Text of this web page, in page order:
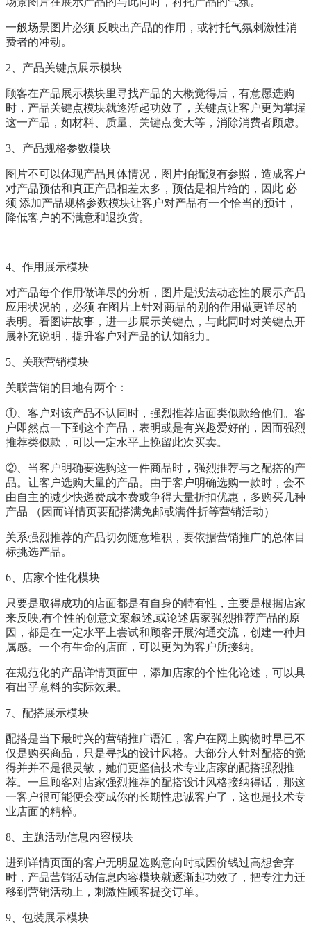
一般场景图片必须 反映出产品的作用，或衬托气氛刺激性消
费者的冲动。
2、产品关键点展示模块
顾客在产品展示模块里寻找产品的大概觉得后，有意愿选购
时，产品关键点模块就逐渐起功效了，关键点让客户更为掌握
这一产品，如材料、质量、关键点变大等，消除消费者顾虑。
3、产品规格参数模块
图片不可以体现产品具体情况，图片拍攝沒有参照，造成客户
对产品预估和真正产品相差太多，预估是相片给的，因此 必
须 添加产品规格参数模块让客户对产品有一个恰当的预计，
降低客户的不满意和退换货。
4、作用展示模块
对产品每个作用做详尽的分析，图片是没法动态性的展示产品
应用状况的，必须 在图片上针对商品的别的作用做更详尽的
表明。看图讲故事，进一步展示关键点，与此同时对关键点开
展补充说明，提升客户对产品的认知能力。
5、关联营销模块
关联营销的目地有两个：
①、客户对该产品不认同时，强烈推荐店面类似款给他们。客
户即然点一下到这个产品，表明或是有兴趣爱好的，因而强烈
推荐类似款，可以一定水平上挽留此次买卖。
②、当客户明确要选购这一件商品时，强烈推荐与之配搭的产
品。让客户选购大量的产品。由于客户明确选购一款时，会不
由自主的减少快递费成本费或争得大量折扣优惠，多购买几种
产品 （因而详情页要配搭满免邮或满件折等营销活动）
关系强烈推荐的产品切勿随意堆积，要依据营销推广的总体目
标挑选产品。
6、店家个性化模块
只要是取得成功的店面都是有自身的特有性，主要是根据店家
来反映,有个性的创意文案叙述,或论述店家强烈推荐产品的原
因，都是在一定水平上尝试和顾客开展沟通交流，创建一种归
属感。一个有生命的店面，可以更为为客户所接纳。
在规范化的产品详情页面中，添加店家的个性化论述，可以具
有出乎意料的实际效果。
7、配搭展示模块
配搭是当下最时兴的营销推广语汇，客户在网上购物时早已不
仅是购买商品，只是寻找的设计风格。大部分人针对配搭的觉
得并并不是很灵敏，她们更坚信技术专业店家的配搭强烈推
荐。一旦顾客对店家强烈推荐的配搭设计风格接纳得话，那这
一客户很可能便会变成你的长期性忠诚客户了，这也是技术专
业店面的精粹。
8、主题活动信息内容模块
进到详情页面的客户无明显选购意向时或因价钱过高想舍弃
时，产品营销活动信息内容模块就逐渐起功效了，把专注力迁
移到营销活动上，刺激性顾客提交订单。
9、包裝展示模块